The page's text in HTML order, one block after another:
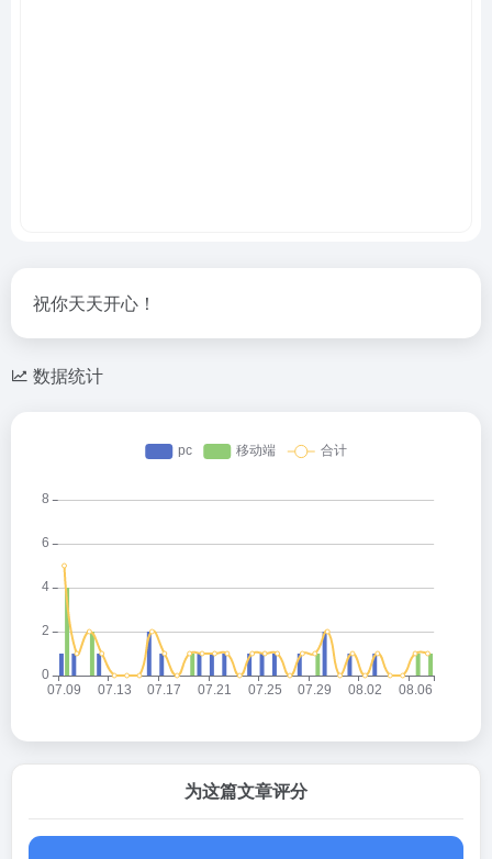
祝你天天开心！
数据统计
为这篇文章评分